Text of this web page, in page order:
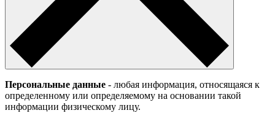
Персональные данные - любая информация, относящаяся к
определенному или определяемому на основании такой
информации физическому лицу.